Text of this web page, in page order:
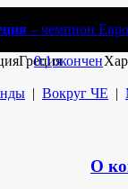
– чемпион
Греция
0:1окончен
| Вокруг ЧЕ |
О